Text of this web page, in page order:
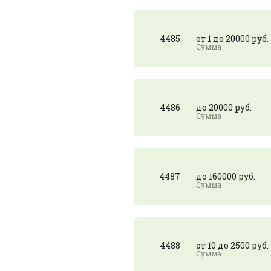
4485 от 1 до 20000 руб.
4486 до 20000 руб.
4487 до 160000 руб.
4488 от 10 до 2500 руб.